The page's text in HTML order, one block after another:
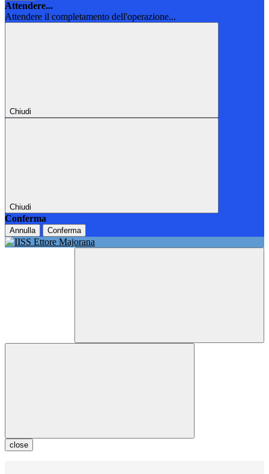
Attendere...
Attendere il completamento dell'operazione...
Chiudi
Chiudi
Conferma
Annulla Conferma
close